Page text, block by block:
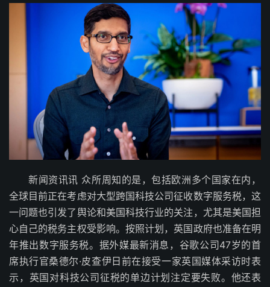
新闻资讯讯 众所周知的是，包括欧洲多个国家在内，
全球目前正在考虑对大型跨国科技公司征收数字服务税，这
一问题也引发了舆论和美国科技行业的关注，尤其是美国担
心自己的税务主权受影响。按照计划，英国政府也准备在明
年推出数字服务税。据外媒最新消息，谷歌公司47岁的首
席执行官桑德尔·皮查伊日前在接受一家英国媒体采访时表
示，英国对科技公司征税的单边计划注定要失败。他还表